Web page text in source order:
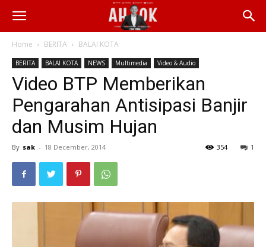
Home BERITA BALAI KOTA
BERITA BALAI KOTA NEWS Multimedia Video & Audio
Video BTP Memberikan
Pengarahan Antisipasi Banjir
dan Musim Hujan
By sak - 18 December, 2014 1
354